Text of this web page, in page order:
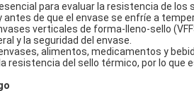
para evaluar la resistencia de
de que el envase se enfríe a
verticales de forma-lleno-sello
y la seguridad del envase.
alimentos, medicamentos y
resistencia del sello térmico, por lo que